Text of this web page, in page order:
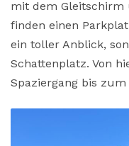
mit dem Gleitschirm
finden einen
ein toller Anblick,
Schattenplatz. Von
Spaziergang bis zum